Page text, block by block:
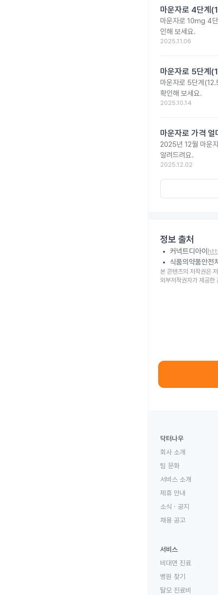
마운자로 4단계
마운자로 10mg 4
인해 보세요.
2025.11.06
마운자로 5단계
마운자로 5단계
확인해 보세요.
2025.10.14
마운자로 가격
2025년 12월 마운
알려드려요.
2025.12.02
정보 출처
커넥트디아이
식품의약품안전
본 콘텐츠의 저작권은
외부저작권자가 제공한
닥터나우
회사 소개
팀 문화
서비스 소개
제휴 안내
소식 · 공지
채용 공고
서비스
비대면 진료
병원 찾기
탈모 진료비